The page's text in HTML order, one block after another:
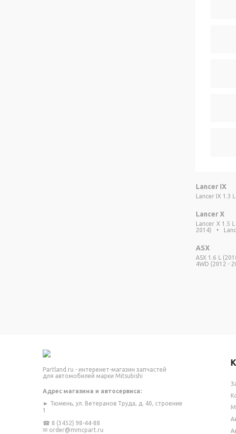
Lancer IX
Lancer IX 1.3 L
Lancer X
Lancer X 1.5
2014)
•
ASX
ASX 1.6 L
4WD (2012 -
Partland.ru - интеренет-магазин запчастей
для автомобилей марки Mitsubishi
Адрес магазина и автосервиса:
► Тюмень, ул. Ветеранов Труда, д. 40, строение
1
☎ 8 (3452) 98-44-88
✉ order@mmcpart.ru